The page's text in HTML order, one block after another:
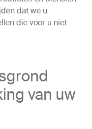
dat we u
die voor u niet
van uw